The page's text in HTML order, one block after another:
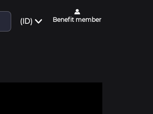
(ID) Benefit member